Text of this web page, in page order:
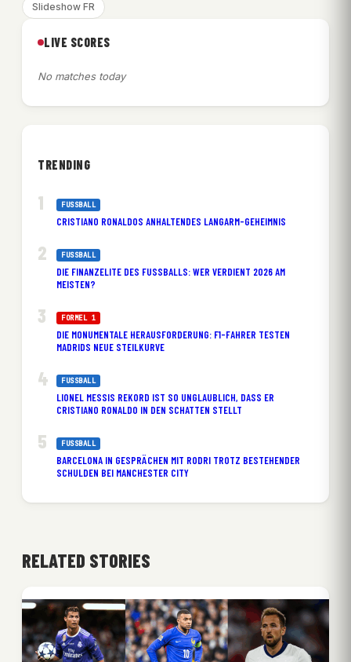
Slideshow FR
LIVE SCORES
No matches today
TRENDING
FUSSBALL
CRISTIANO RONALDOS ANHALTENDES LANGARM-GEHEIMNIS
FUSSBALL
DIE FINANZELITE DES FUSSBALLS: WER VERDIENT 2026 AM M
EISTEN?
FORMEL 1
DIE MONUMENTALE HERAUSFORDERUNG: F1-FAHRER TESTEN
MADRIDS NEUE STEILKURVE
FUSSBALL
LIONEL MESSIS REKORD IST SO UNGLAUBLICH, DASS ER
CRISTIANO RONALDO IN DEN SCHATTEN STELLT
FUSSBALL
BARCELONA IN GESPRÄCHEN MIT RODRI TROTZ BESTEHENDER
SCHULDEN BEI MANCHESTER CITY
RELATED STORIES